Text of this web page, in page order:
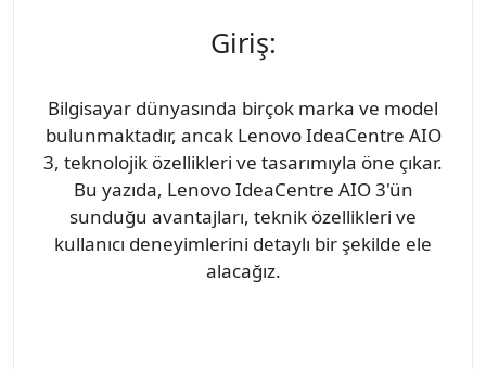
Giriş:
Bilgisayar dünyasında birçok marka ve model
bulunmaktadır, ancak Lenovo IdeaCentre AIO
3, teknolojik özellikleri ve tasarımıyla öne çıkar.
Bu yazıda, Lenovo IdeaCentre AIO 3'ün
sunduğu avantajları, teknik özellikleri ve
kullanıcı deneyimlerini detaylı bir şekilde ele
alacağız.